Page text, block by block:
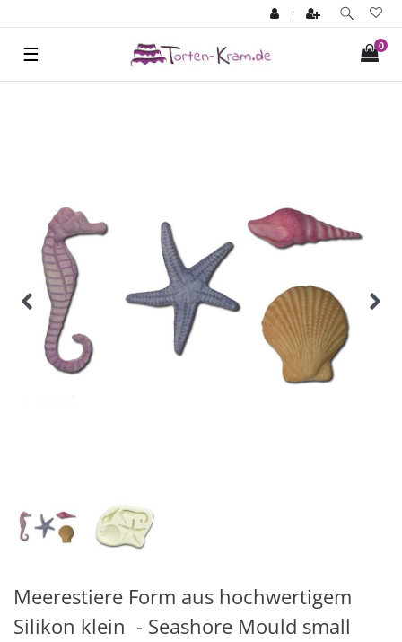
|
0
☰
Meerestiere Form aus hochwertigem
Silikon klein  - Seashore Mould small